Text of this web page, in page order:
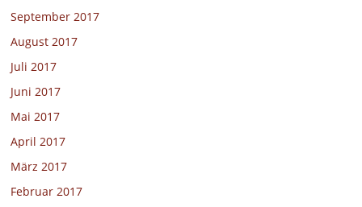
September 2017
August 2017
Juli 2017
Juni 2017
Mai 2017
April 2017
März 2017
Februar 2017